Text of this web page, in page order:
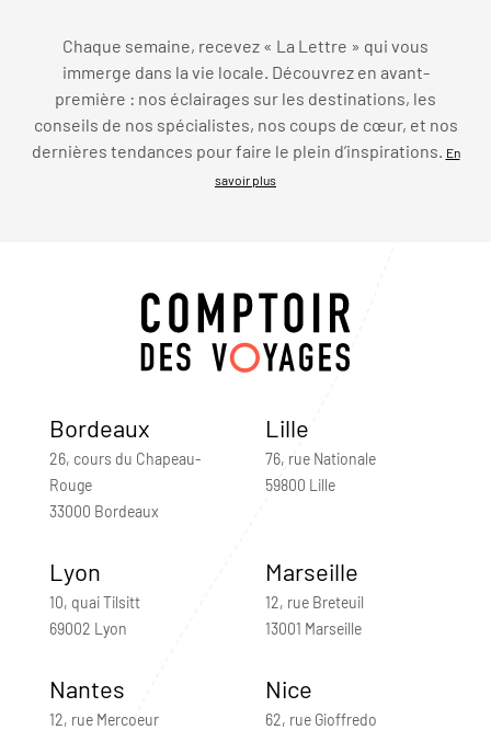
Chaque semaine, recevez « La Lettre » qui vous
immerge dans la vie locale. Découvrez en avant-
première : nos éclairages sur les destinations, les
conseils de nos spécialistes, nos coups de cœur, et nos
dernières tendances pour faire le plein d’inspirations. En
savoir plus
Bordeaux
26, cours du Chapeau-
Rouge
33000 Bordeaux
Lille
76, rue Nationale
59800 Lille
Lyon
10, quai Tilsitt
69002 Lyon
Marseille
12, rue Breteuil
13001 Marseille
Nantes
12, rue Mercoeur
Nice
62, rue Gioffredo